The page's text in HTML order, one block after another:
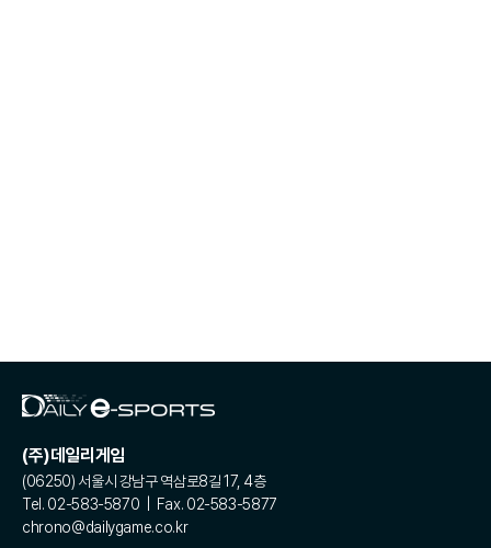
(주)데일리게임
(06250) 서울시 강남구 역삼로8길 17, 4층
Tel. 02-583-5870 | Fax. 02-583-5877
chrono@dailygame.co.kr